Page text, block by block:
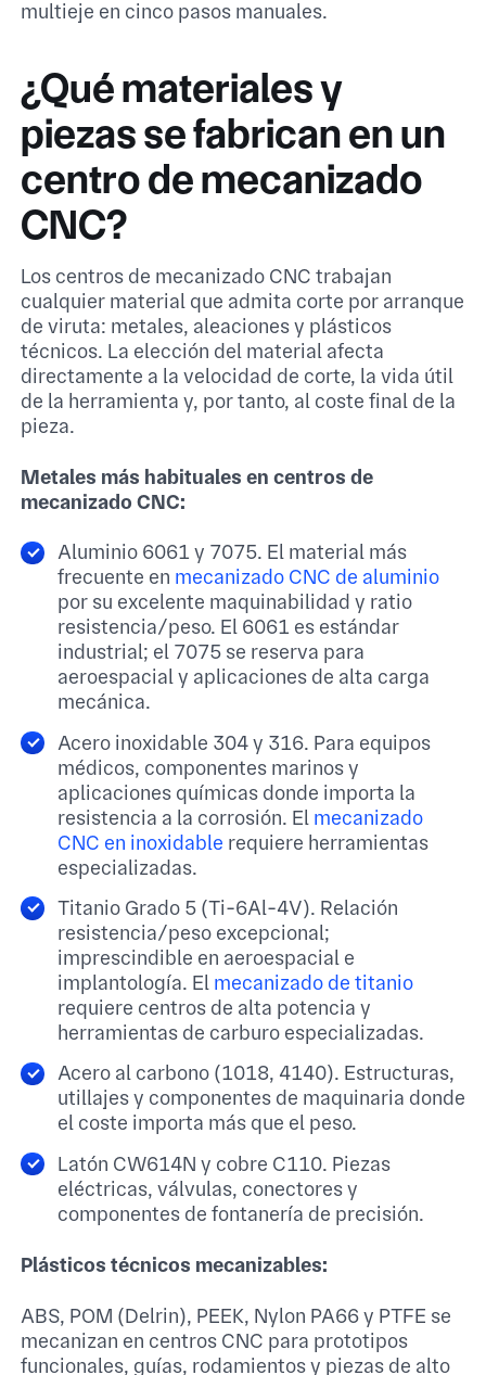
multieje en cinco pasos manuales.
¿Qué materiales y
piezas se fabrican en un
centro de mecanizado
CNC?
Los centros de mecanizado CNC trabajan
cualquier material que admita corte por arranque
de viruta: metales, aleaciones y plásticos
técnicos. La elección del material afecta
directamente a la velocidad de corte, la vida útil
de la herramienta y, por tanto, al coste final de la
pieza.
Metales más habituales en centros de
mecanizado CNC:
Aluminio 6061 y 7075. El material más
frecuente en mecanizado CNC de aluminio
por su excelente maquinabilidad y ratio
resistencia/peso. El 6061 es estándar
industrial; el 7075 se reserva para
aeroespacial y aplicaciones de alta carga
mecánica.
Acero inoxidable 304 y 316. Para equipos
médicos, componentes marinos y
aplicaciones químicas donde importa la
resistencia a la corrosión. El mecanizado
CNC en inoxidable requiere herramientas
especializadas.
Titanio Grado 5 (Ti-6Al-4V). Relación
resistencia/peso excepcional;
imprescindible en aeroespacial e
implantología. El mecanizado de titanio
requiere centros de alta potencia y
herramientas de carburo especializadas.
Acero al carbono (1018, 4140). Estructuras,
utillajes y componentes de maquinaria donde
el coste importa más que el peso.
Latón CW614N y cobre C110. Piezas
eléctricas, válvulas, conectores y
componentes de fontanería de precisión.
Plásticos técnicos mecanizables:
ABS, POM (Delrin), PEEK, Nylon PA66 y PTFE se
mecanizan en centros CNC para prototipos
funcionales, guías, rodamientos y piezas de alto